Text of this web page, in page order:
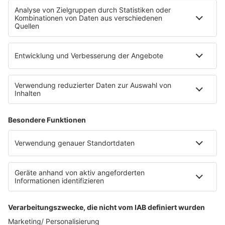
Fahrradparkhaus
Die Uniklinik Tübingen hat ein neues Fahrradparkhaus
eröffnet. Direkt an der Medizinischen Klinik bietet es
E-Bikes über eine Photovoltaikanlage auf dem …
Impressum
Datenschutzerklärung